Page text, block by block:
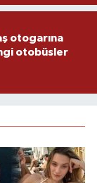
otogarına
otobüsler